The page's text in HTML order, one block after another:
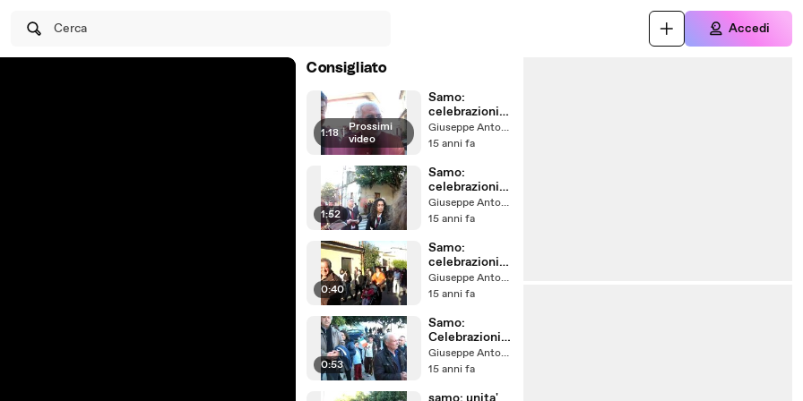
Cerca Accedi
Consigliato
1:18 | Prossimi
video
Samo:
celebrazioni
150°
anniversario
6
Giuseppe Antonelli
15 anni fa
1:52
Samo:
celebrazioni
150°
anniversario
5
Giuseppe Antonelli
15 anni fa
0:40
Samo:
celebrazioni
150°
anniversario
4
Giuseppe Antonelli
15 anni fa
0:53
Samo:
Celebrazioni
150°anniversa
rio Unità
Giuseppe Antonelli
15 anni fa